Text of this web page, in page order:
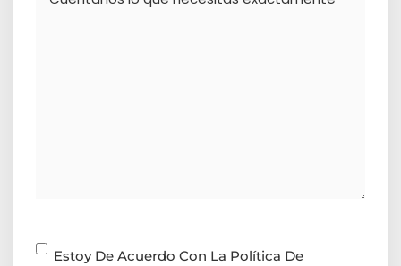
Consentimiento
Estoy De Acuerdo Con La Política De